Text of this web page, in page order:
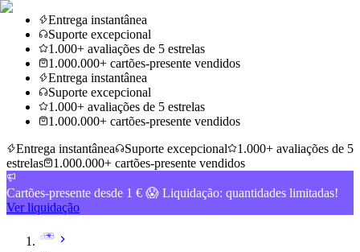
Entrega instantânea
Suporte excepcional
1.000+ avaliações de 5 estrelas
1.000.000+ cartões-presente vendidos
Entrega instantânea
Suporte excepcional
1.000+ avaliações de 5 estrelas
1.000.000+ cartões-presente vendidos
Entrega instantânea
Suporte excepcional
1.000+ avaliações de 5
estrelas
1.000.000+ cartões-presente vendidos
Cartões-presente desde 1 € 😱 Liquidação: quantidades limitadas!
Ver liquidação